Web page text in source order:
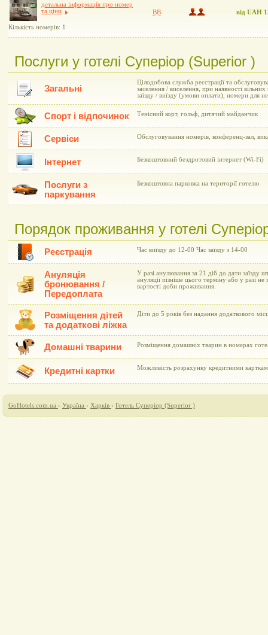
детальна інформація про номер
та ціни
Кількість номерів: 1
BB від UAH
Послуги у готелі Суперіор (Superior )
Загальні
Цілодобова служба реєстрації та
заселення / виселення, при наявності
заїзду / виїзду (умови оплати), номери для
Спорт і відпочинок Тенісний корт, гольф, дитячий майданчик
Сервіси Обслуговування номерів, конференц-зал,
Інтернет Безкоштовний бездротовий інтернет (Wi-Fi)
Послуги з
паркування
Безкоштовна парковка на території готелю
Порядок проживання у готелі
Реєстрація Час виїзду до 12-00 Час заїзду з 14-00
Ануляція
бронювання /
Передоплата
У разі анулювання за 21 діб до дати заїзду
ануляції пізніше цього терміну або у разі не
вартості доби проживання.
Розміщення дітей
та додаткові ліжка
Діти до 5 років без надання додаткового
Домашні тварини Розміщення домашніх тварин в номерах
Кредитні картки Можливість розрахунку кредитними
GoHotels.com.ua › Україна › Харків › Готель Суперіор (Superior )